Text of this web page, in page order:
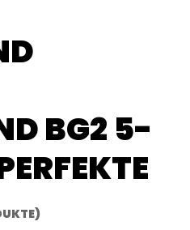
BG2 5-